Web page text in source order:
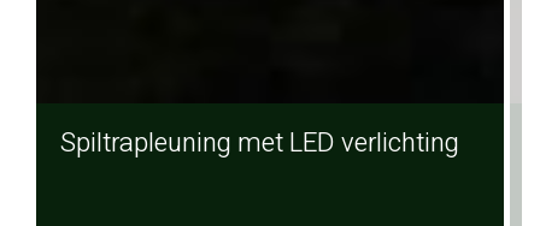
Spiltrapleuning met LED verlichting